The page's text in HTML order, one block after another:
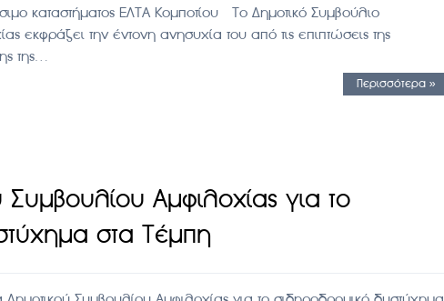
καταστήματος ΕΛΤΑ Κομποτίου Το Δημοτικό Συμβούλιο
εκφράζει την έντονη ανησυχία του από τις επιπτώσεις της
της…
Περισσότερα »
Αμφιλοχίας για το
στα Τέμπη